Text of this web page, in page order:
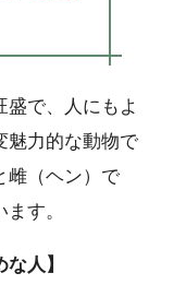
で、人にもよ
魅力的な動物で
雌（ヘン）で
す。
人】